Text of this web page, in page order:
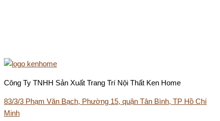
Công Ty TNHH Sản Xuất Trang Trí Nội Thất Ken Home
83/3/3 Phạm Văn Bạch, Phường 15, quận Tân Bình, TP Hồ Chí
Minh